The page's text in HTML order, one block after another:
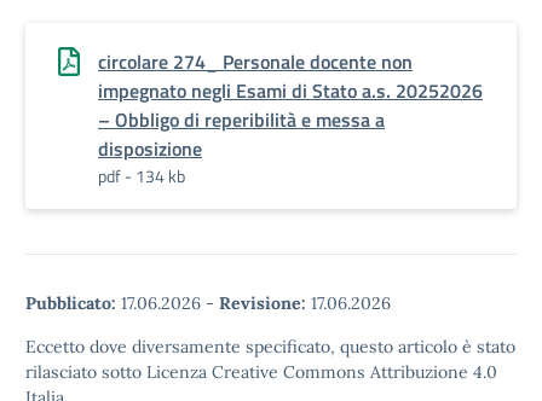
circolare 274_ Personale docente non
impegnato negli Esami di Stato a.s. 20252026
– Obbligo di reperibilità e messa a
disposizione
pdf - 134 kb
Pubblicato: 17.06.2026 - Revisione: 17.06.2026
Eccetto dove diversamente specificato, questo articolo è stato
rilasciato sotto Licenza Creative Commons Attribuzione 4.0